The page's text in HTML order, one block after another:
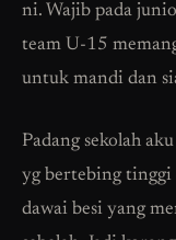
ni. Wajib pada
team U-15
untuk mandi dan
Padang sekolah
yg bertebing tinggi
dawai besi yang